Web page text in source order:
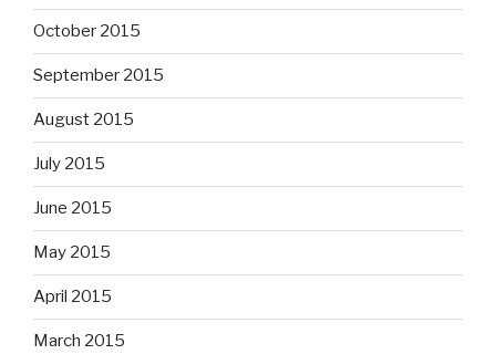
October 2015
September 2015
August 2015
July 2015
June 2015
May 2015
April 2015
March 2015